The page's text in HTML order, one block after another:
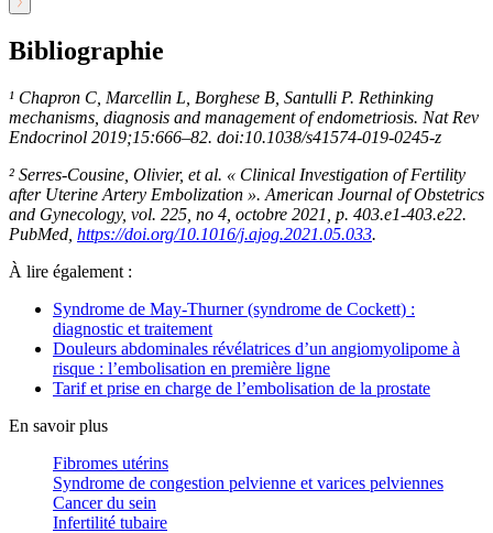
Bibliographie
¹ Chapron C, Marcellin L, Borghese B, Santulli P. Rethinking
mechanisms, diagnosis and management of endometriosis. Nat Rev
Endocrinol 2019;15:666–82. doi:10.1038/s41574-019-0245-z
² Serres-Cousine, Olivier, et al. « Clinical Investigation of Fertility
after Uterine Artery Embolization ». American Journal of Obstetrics
and Gynecology, vol. 225, no 4, octobre 2021, p. 403.e1-403.e22.
PubMed, https://doi.org/10.1016/j.ajog.2021.05.033.
À lire également :
Syndrome de May-Thurner (syndrome de Cockett) :
diagnostic et traitement
Douleurs abdominales révélatrices d’un angiomyolipome à
risque : l’embolisation en première ligne
Tarif et prise en charge de l’embolisation de la prostate
En savoir plus
Fibromes utérins
Syndrome de congestion pelvienne et varices pelviennes
Cancer du sein
Infertilité tubaire